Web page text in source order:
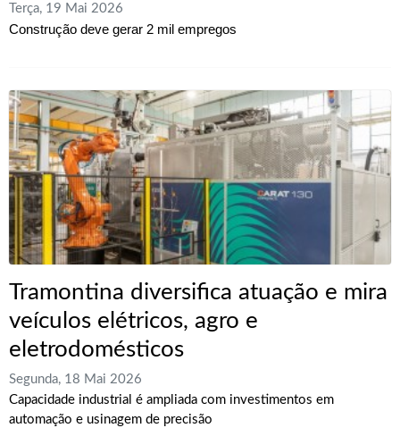
Terça, 19 Mai 2026
Construção deve gerar 2 mil empregos
Tramontina diversifica atuação e mira
veículos elétricos, agro e
eletrodomésticos
Segunda, 18 Mai 2026
Capacidade industrial é ampliada com investimentos em
automação e usinagem de precisão